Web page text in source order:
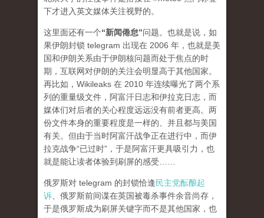
下才进入英文媒体关注视野的。
这里面还有一个“新闻倦怠”问题。也就是说，如
果伊朗封锁 telegram 出现在 2006 年，也就是美
国和伊朗关系由于伊朗核问题而处于焦点的时
期，互联网对伊朗的关注会明显高于其他国家。
再比如，Wikileaks 在 2010 年连续曝光了两个系
列的重量级文件，阿富汗日志和伊拉克日志，而
媒体们对后者的关心程度远远没有前者更高。两
份文件本身的重要程度是一样的、并且都与美国
有关。但由于当时阿富汗战争正在进行中，而伊
拉克战争“已过时”，于是阿富汗更具吸引力，也
就是能让读者体验到刷屏的感受……
俄罗斯对 telegram 的封锁恰逢民主党酝酿起
诉 、俄罗斯前间谍在英国被毒杀事件余音尚存，
于是俄罗斯成为刷屏关键字而不是其他国家，也